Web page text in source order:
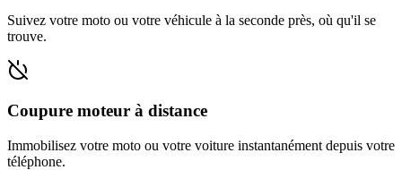
Suivez votre moto ou votre véhicule à la seconde près, où qu'il se
trouve.
Coupure moteur à distance
Immobilisez votre moto ou votre voiture instantanément depuis votre
téléphone.